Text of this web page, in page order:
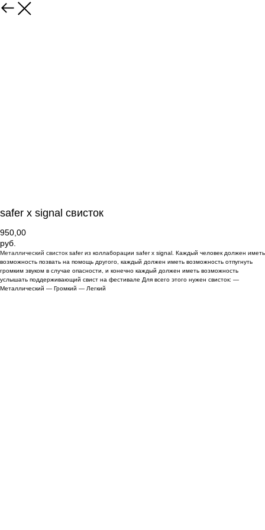
safer x signal свисток
950,00
руб.
Металлический свисток safer из коллаборации safer x signal. Каждый человек должен иметь
возможность позвать на помощь другого, каждый должен иметь возможность отпугнуть
громким звуком в случае опасности, и конечно каждый должен иметь возможность
услышать поддерживающий свист на фестивале Для всего этого нужен свисток: —
Металлический — Громкий — Легкий